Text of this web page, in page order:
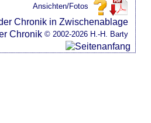
Ansichten/Fotos
© 2002-2026 H.-H. Barty